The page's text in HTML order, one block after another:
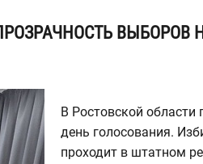
ВЫБОРОВ
В Ростовской области
день голосования.
проходит в штатном